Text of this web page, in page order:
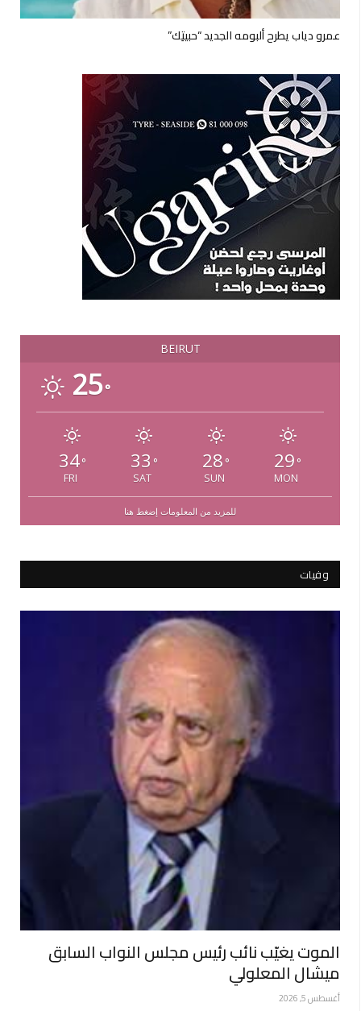
عمرو دياب يطرح ألبومه الجديد “حبيتِك”
BEIRUT
25°
34°
FRI
33 °
SAT
28 °
SUN
29 °
MON
للمزيد من المعلومات إضغط هنا
وفيات
الموت يغيّب نائب رئيس مجلس النواب السابق
ميشال المعلولي
أغسطس 5, 2026